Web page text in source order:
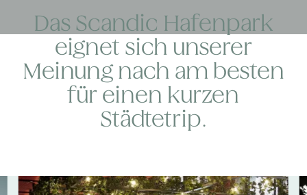
Das Scandic Hafenpark
eignet sich unserer
Meinung nach am besten
für einen kurzen
Städtetrip.